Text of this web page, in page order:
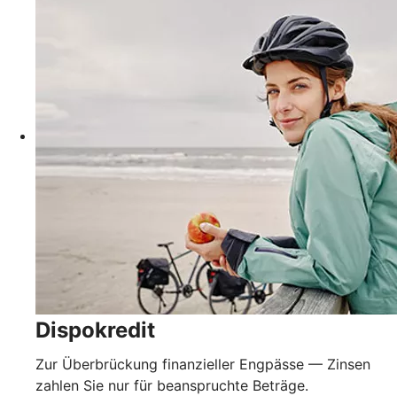
Dispokredit
Zur Überbrückung finanzieller Engpässe — Zinsen
zahlen Sie nur für beanspruchte Beträge.